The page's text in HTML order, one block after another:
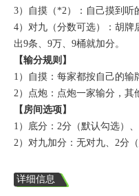
3）自摸（*2）：自己摸到听
4）对九（分数可选）：胡牌
出9条、9万、9桶就加分。
【输分规则】
1）自摸：每家都按自己的输
2）点炮：点炮一家输分，其
【房间选项】
1）底分：2分（默认勾选）、
2）对九加分：无对九、2分
详细信息